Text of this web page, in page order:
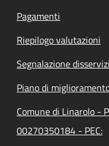
Pagamenti
Riepilogo valutazioni
Segnalazione
Piano di
Comune di Linarolo -
00270350184 - PEC: